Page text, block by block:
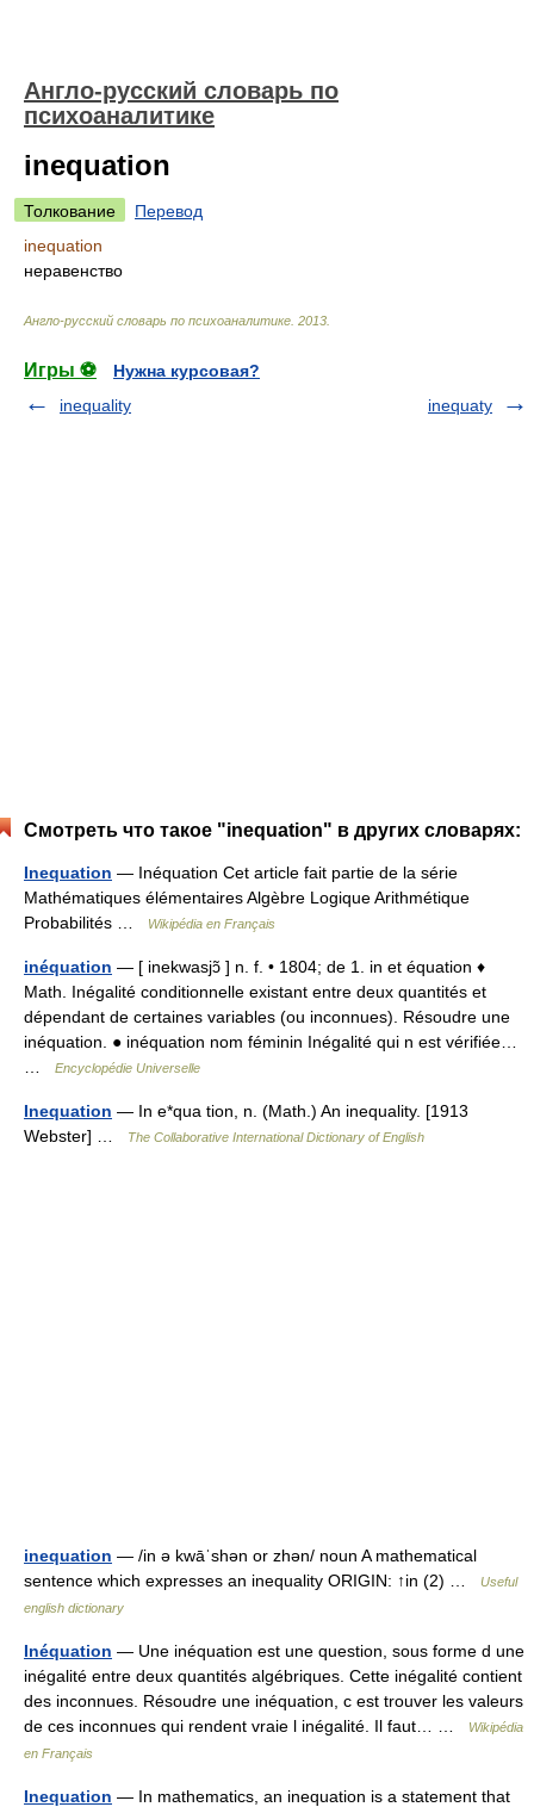
Англо-русский словарь по
психоаналитике
inequation
Толкование
Перевод
inequation
неравенство
Англо-русский словарь по психоаналитике 2013
Игры ⚽
Нужна курсовая?
inequality
inequaty
Смотреть что такое "inequation" в других словарях:
Inequation — Inéquation Cet article fait partie de la série
Mathématiques élémentaires Algèbre Logique Arithmétique
Probabilités …
Wikipédia en Français
inéquation — [ inekwasjɔ̃ ] n. f. • 1804; de 1. in et équation ♦
Math. Inégalité conditionnelle existant entre deux quantités et
dépendant de certaines variables (ou inconnues). Résoudre une
inéquation. ● inéquation nom féminin Inégalité qui n est vérifiée…
Encyclopédie Universelle
Inequation — In e*qua tion, n. (Math.) An inequality. [1913
Webster] …
The Collaborative International Dictionary of English
inequation — /in ə kwāˈshən or zhən/ noun A mathematical
sentence which expresses an inequality ORIGIN: ↑in (2) …
Useful
english dictionary
Inéquation — Une inéquation est une question, sous forme d une
inégalité entre deux quantités algébriques. Cette inégalité contient
des inconnues. Résoudre une inéquation, c est trouver les valeurs
de ces inconnues qui rendent vraie l inégalité. Il faut… …
Wikipédia
en Français
Inequation — In mathematics, an inequation is a statement that